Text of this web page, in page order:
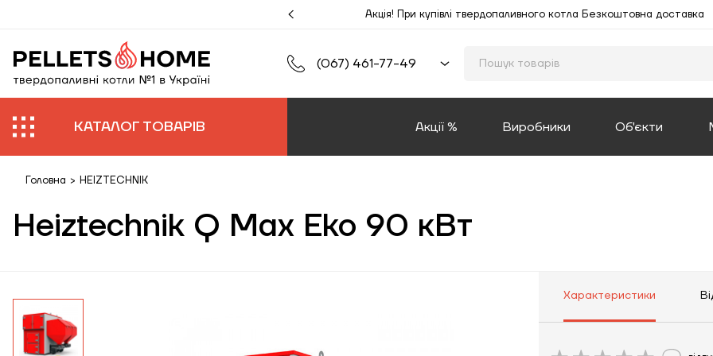
Акція! При купівлі твердопаливного котла Безкоштовна доставка
(067) 461-77-49
КАТАЛОГ ТОВАРІВ Акції % Виробники Об'єкти
Головна > HEIZTECHNIK
Heiztechnik Q Max Eko 90 кВт
Характеристики